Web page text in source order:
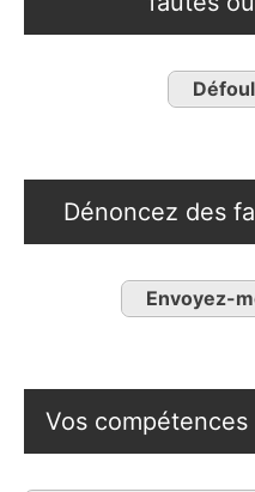
Dénoncez des
Envoyez-
Vos